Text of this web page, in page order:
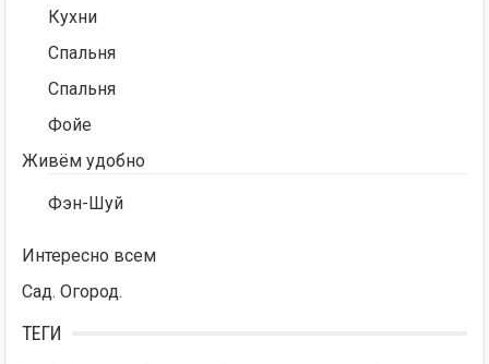
Кухни
Спальня
Спальня
Фойе
Живём удобно
Фэн-Шуй
Интересно всем
Сад. Огород.
ТЕГИ